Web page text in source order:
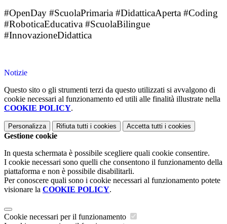
#OpenDay #ScuolaPrimaria #DidatticaAperta #Coding
#RoboticaEducativa #ScuolaBilingue
#InnovazioneDidattica
Notizie
Questo sito o gli strumenti terzi da questo utilizzati si avvalgono di
cookie necessari al funzionamento ed utili alle finalità illustrate nella
COOKIE POLICY.
Personalizza Rifiuta tutti i cookies Accetta tutti i cookies
Gestione cookie
In questa schermata è possibile scegliere quali cookie consentire.
I cookie necessari sono quelli che consentono il funzionamento della
piattaforma e non è possibile disabilitarli.
Per conoscere quali sono i cookie necessari al funzionamento potete
visionare la COOKIE POLICY.
Cookie necessari per il funzionamento